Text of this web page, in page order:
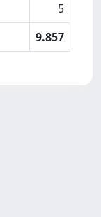
5
9.857